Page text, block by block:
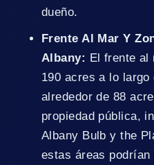
dueño.
Frente Al Mar Y Zonas De Parques De
Albany: El frente al
190 acres a lo
alrededor de 88
propiedad pública,
Albany Bulb y the
estas áreas